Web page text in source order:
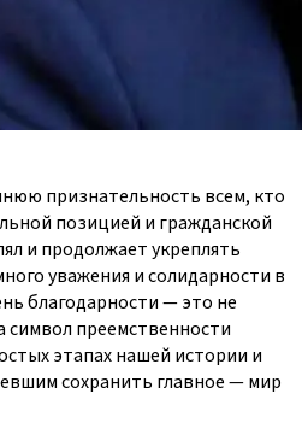
признательность всем, кто
позицией и гражданской
и продолжает укреплять
уважения и солидарности в
благодарности — это не
символ преемственности
этапах нашей истории и
сохранить главное — мир